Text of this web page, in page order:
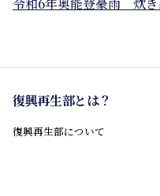
復興再生部とは？
復興再生部について